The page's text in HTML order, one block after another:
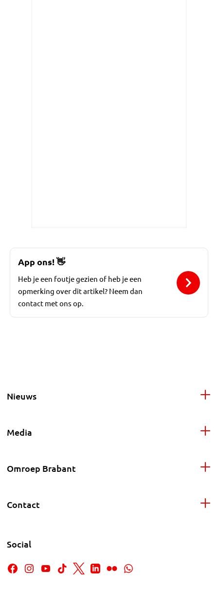
App ons!👋
Heb je een foutje gezien of heb je een
opmerking over dit artikel? Neem dan
contact met ons op.
Nieuws
Media
Omroep Brabant
Contact
Social